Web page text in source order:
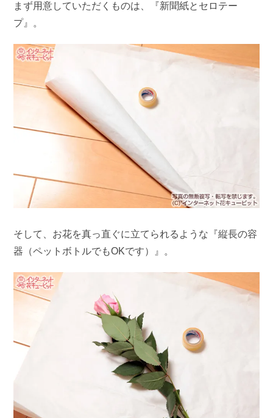
まず用意していただくものは、『新聞紙とセロテー
プ』。
そして、お花を真っ直ぐに立てられるような『縦長の容
器（ペットボトルでもOKです）』。